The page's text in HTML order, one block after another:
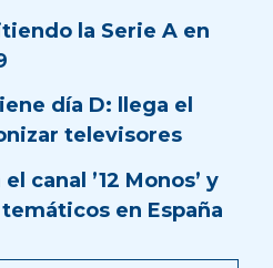
la Serie A en
día D: llega el
televisores
canal ’12 Monos’ y
en España